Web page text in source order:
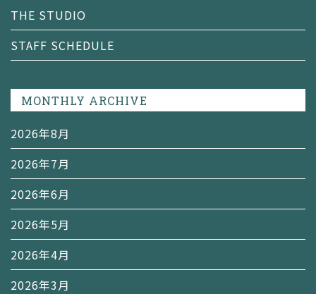
THE STUDIO
STAFF SCHEDULE
MONTHLY ARCHIVE
2026年8月
2026年7月
2026年6月
2026年5月
2026年4月
2026年3月